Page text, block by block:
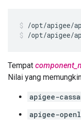
/opt/apigee/
/opt/apigee/
Tempat
Nilai yang
apigee-
apigee-